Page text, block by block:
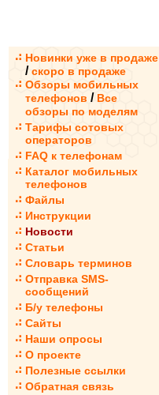
Новинки уже в продаже
/ скоро в продаже
Обзоры мобильных
телефонов / Все
обзоры по моделям
Тарифы сотовых
операторов
FAQ к телефонам
Каталог мобильных
телефонов
Файлы
Инструкции
Новости
Статьи
Словарь терминов
Отправка SMS-
сообщений
Б/у телефоны
Сайты
Наши опросы
О проекте
Полезные ссылки
Обратная связь